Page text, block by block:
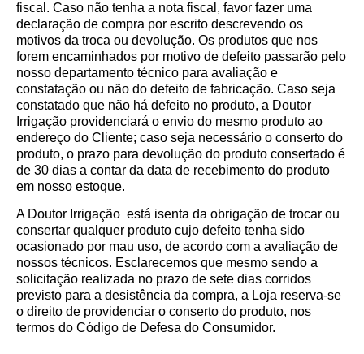
fiscal. Caso não tenha a nota fiscal, favor fazer uma
declaração de compra por escrito descrevendo os
motivos da troca ou devolução. Os produtos que nos
forem encaminhados por motivo de defeito passarão pelo
nosso departamento técnico para avaliação e
constatação ou não do defeito de fabricação. Caso seja
constatado que não há defeito no produto, a Doutor
Irrigação providenciará o envio do mesmo produto ao
endereço do Cliente; caso seja necessário o conserto do
produto, o prazo para devolução do produto consertado é
de 30 dias a contar da data de recebimento do produto
em nosso estoque.
A Doutor Irrigação está isenta da obrigação de trocar ou
consertar qualquer produto cujo defeito tenha sido
ocasionado por mau uso, de acordo com a avaliação de
nossos técnicos. Esclarecemos que mesmo sendo a
solicitação realizada no prazo de sete dias corridos
previsto para a desistência da compra, a Loja reserva-se
o direito de providenciar o conserto do produto, nos
termos do Código de Defesa do Consumidor.